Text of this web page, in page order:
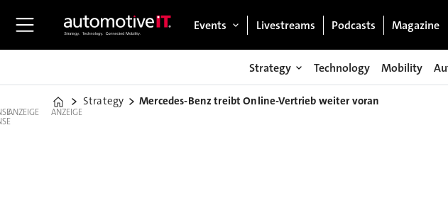
Events Livestreams Podcasts Magazine
Strategy Technology Mobility
Home
Strategy Mercedes-Benz treibt Online-Vertrieb weiter voran
ANZEIGE ANZEIGE